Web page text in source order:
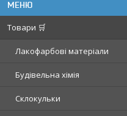
Товари 🛒
Лакофарбові матеріали
Будівельна хімія
Склокульки